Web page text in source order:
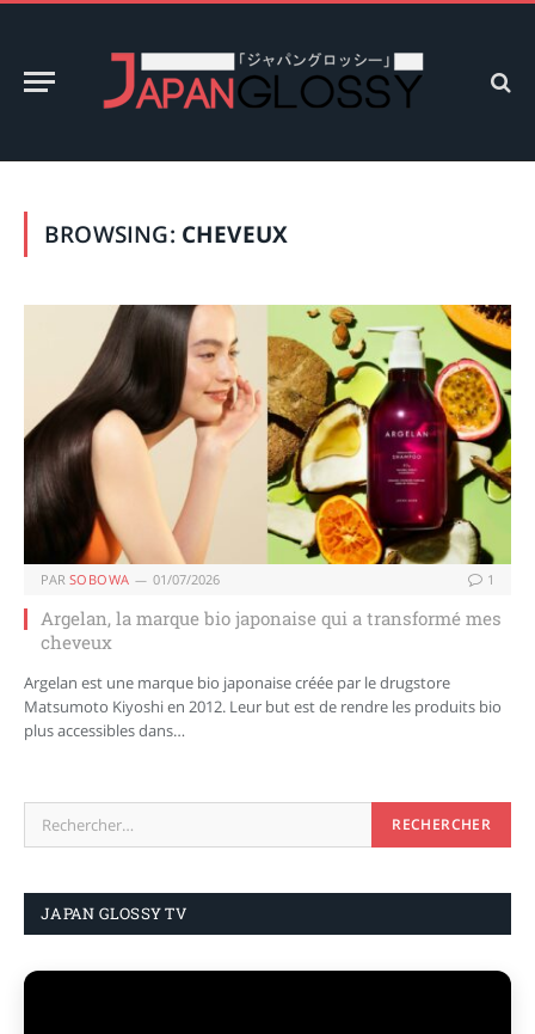
BROWSING: CHEVEUX
PAR SOBOWA 01/07/2026 1
Argelan, la marque bio japonaise qui a transformé mes
cheveux
Argelan est une marque bio japonaise créée par le drugstore
Matsumoto Kiyoshi en 2012. Leur but est de rendre les produits bio
plus accessibles dans…
JAPAN GLOSSY TV